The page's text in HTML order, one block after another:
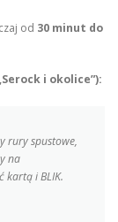
od 30 minut do
i okolice”):
rury spustowe,
na
kartą i BLIK.